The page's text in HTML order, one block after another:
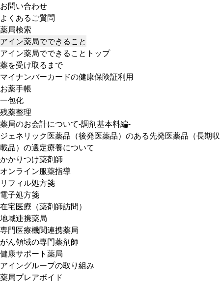
お問い合わせ
よくあるご質問
薬局検索
アイン薬局でできること
アイン薬局でできることトップ
薬を受け取るまで
マイナンバーカードの健康保険証利用
お薬手帳
一包化
残薬整理
薬局のお会計について-調剤基本料編-
ジェネリック医薬品（後発医薬品）のある先発医薬品（長期収
載品）の選定療養について
かかりつけ薬剤師
オンライン服薬指導
リフィル処方箋
電子処方箋
在宅医療（薬剤師訪問）
地域連携薬局
専門医療機関連携薬局
がん領域の専門薬剤師
健康サポート薬局
アイングループの取り組み
薬局プレアボイド